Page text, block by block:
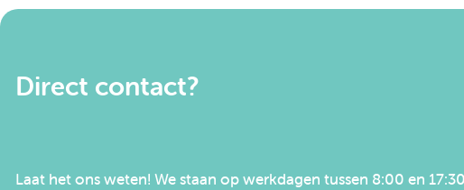
Direct contact?
Laat het ons weten! We staan op werkdagen tussen 8:00 en